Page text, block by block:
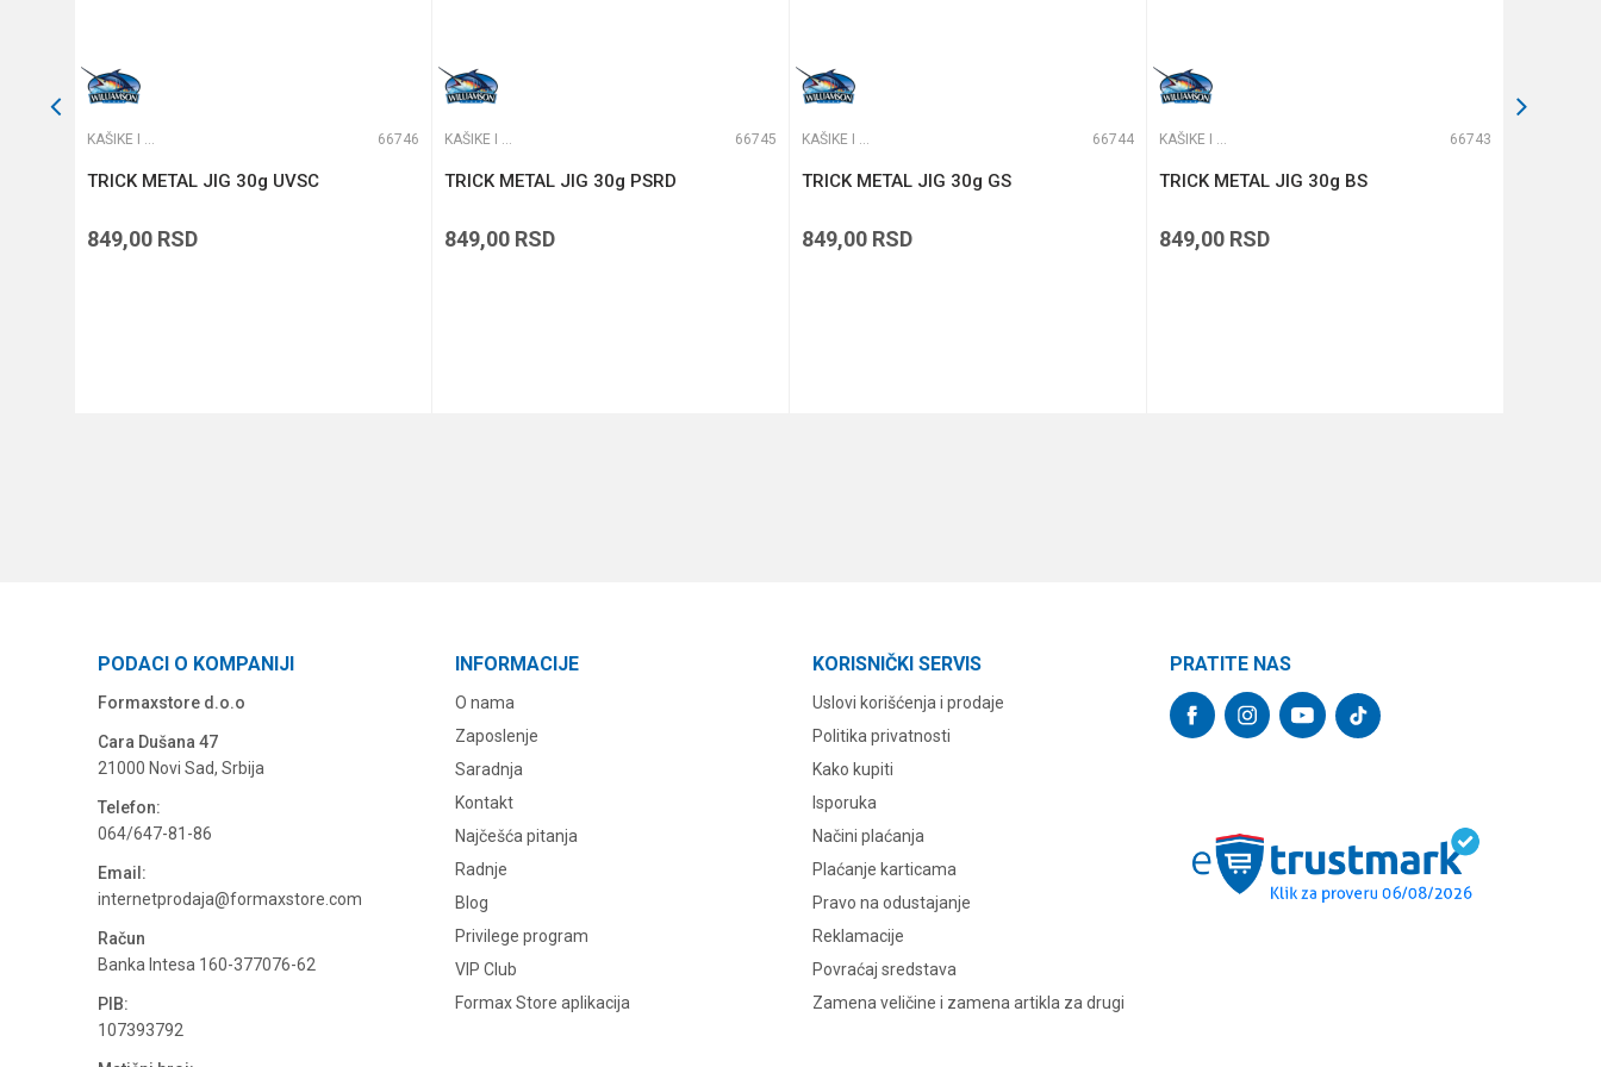
KAŠIKE I PILKERI 66746
TRICK METAL JIG 30g UVSC
849,00 RSD
KAŠIKE I PILKERI 66745
TRICK METAL JIG 30g PSRD
849,00 RSD
KAŠIKE I PILKERI 66744
TRICK METAL JIG 30g GS
849,00 RSD
KAŠIKE I PILKERI 66743
TRICK METAL JIG 30g BS
849,00 RSD
PODACI O KOMPANIJI
Formaxstore d.o.o
Cara Dušana 47
21000 Novi Sad, Srbija
Telefon:
064/647-81-86
Email:
internetprodaja@formaxstore.com
Račun
Banka Intesa 160-377076-62
PIB:
107393792
INFORMACIJE
O nama
Zaposlenje
Saradnja
Kontakt
Najčešća pitanja
Radnje
Blog
Privilege program
VIP Club
Formax Store aplikacija
KORISNIČKI SERVIS
Uslovi korišćenja i prodaje
Politika privatnosti
Kako kupiti
Isporuka
Načini plaćanja
Plaćanje karticama
Pravo na odustajanje
Reklamacije
Povraćaj sredstava
Zamena veličine i zamena artikla za drugi
PRATITE NAS